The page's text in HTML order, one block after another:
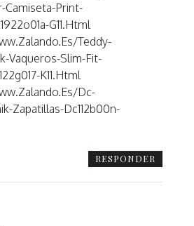
Camiseta-Print-
G11.html
teddy-
Vaqueros-Slim-Fit-
K11.html
dc-
Zapatillas-Dc112b00n-
RESPONDER